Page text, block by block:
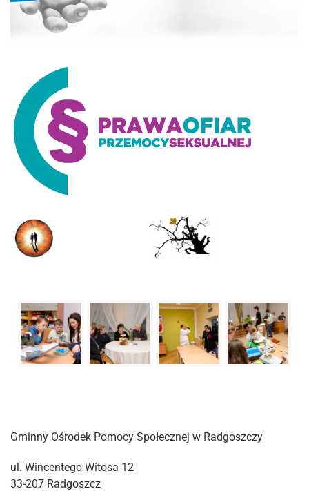
Gminny Ośrodek Pomocy Społecznej w Radgoszczy
ul. Wincentego Witosa 12
33-207 Radgoszcz